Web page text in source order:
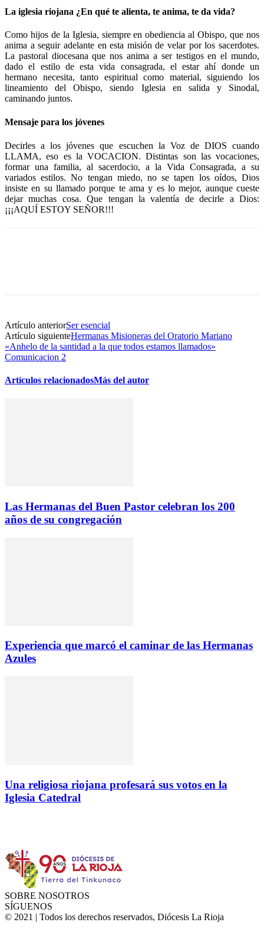
La iglesia riojana ¿En qué te alienta, te anima, te da vida?
Como hijos de la Iglesia, siempre en obediencia al Obispo, que nos
anima a seguir adelante en esta misión de velar por los sacerdotes.
La pastoral diocesana que nos anima a ser testigos en el mundo,
dado el estilo de esta vida consagrada, el estar ahí donde un
hermano necesita, tanto espiritual como material, siguiendo los
lineamiento del Obispo, siendo Iglesia en salida y Sinodal,
caminando juntos.
Mensaje para los jóvenes
Decirles a los jóvenes que escuchen la Voz de DIOS cuando
LLAMA, eso es la VOCACION. Distintas son las vocaciones,
formar una familia, al sacerdocio, a la Vida Consagrada, a su
variados estilos. No tengan miedo, no se tapen los oídos, Dios
insiste en su llamado porque te ama y es lo mejor, aunque cueste
dejar muchas cosa. Que tengan la valentía de decirle a Dios:
¡¡¡AQUÍ ESTOY SEÑOR!!!
Artículo anteriorSer esencial
Artículo siguienteHermanas Misioneras del Oratorio Mariano
«Anhelo de la santidad a la que todos estamos llamados»
Comunicacion 2
Artículos relacionadosMás del autor
Las Hermanas del Buen Pastor celebran los 200
años de su congregación
Experiencia que marcó el caminar de las Hermanas
Azules
Una religiosa riojana profesará sus votos en la
Iglesia Catedral
SOBRE NOSOTROS
SÍGUENOS
© 2021 | Todos los derechos reservados, Diócesis La Rioja